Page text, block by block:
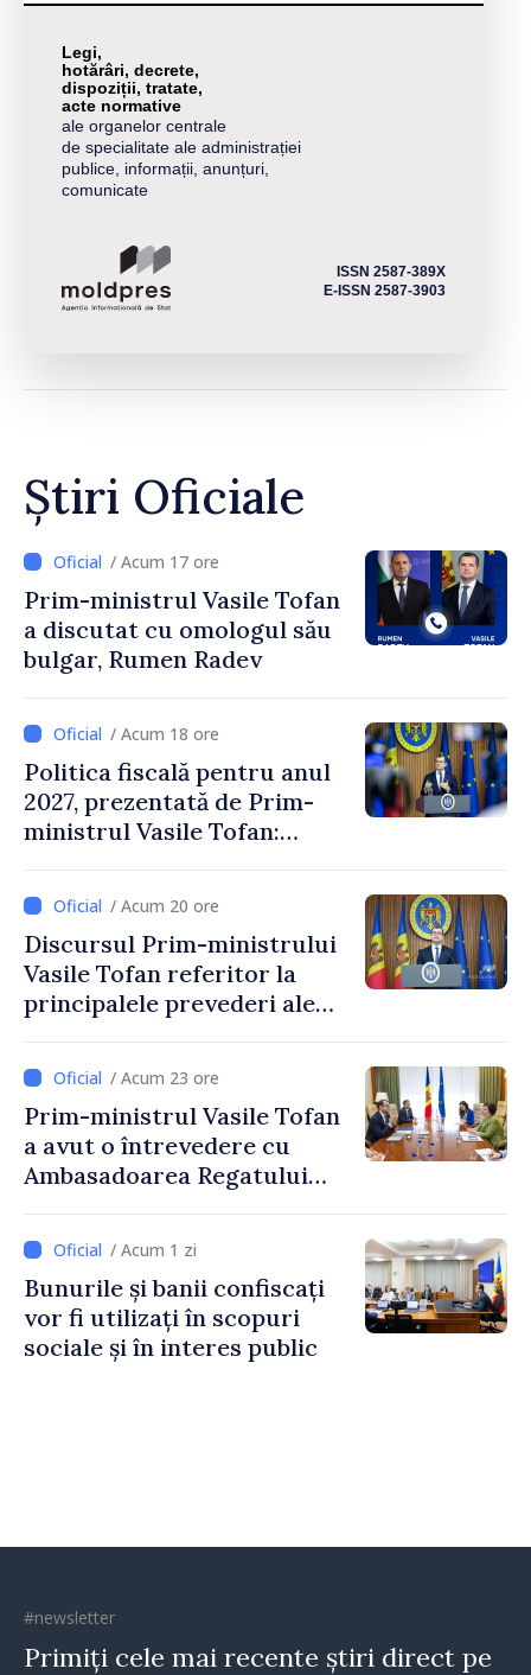
Legi,
hotărâri, decrete,
dispoziții, tratate,
acte normative
ale organelor centrale
de specialitate ale administrației
publice, informații, anunțuri,
comunicate
ISSN 2587-389X
E-ISSN 2587-3903
Știri Oficiale
/ Acum 17 ore
Prim-ministrul Vasile Tofan
a discutat cu omologul său
bulgar, Rumen Radev
/ Acum 18 ore
Politica fiscală pentru anul
2027, prezentată de Prim-
ministrul Vasile Tofan:
stimularea investițiilor și o
taxare mai echitabilă
/ Acum 20 ore
Discursul Prim-ministrului
Vasile Tofan referitor la
principalele prevederi ale
2027
/ Acum 23 ore
Prim-ministrul Vasile Tofan
a avut o întrevedere cu
Ambasadoarea Regatului
Irlandei de Nord, Fern
Horine / Acum 1 zi
Bunurile și banii confiscați
vor fi utilizați în scopuri
sociale și în interes public
#newsletter
Primiți cele mai recente știri direct pe